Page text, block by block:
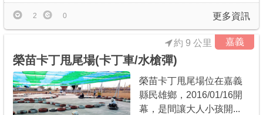
更多資訊
2 0
嘉義
約 9 公里
榮苗卡丁甩尾場(卡丁車/水槍彈)
榮苗卡丁甩尾場位在嘉義
縣民雄鄉，2016/01/16開
幕，是間讓大人小孩開...